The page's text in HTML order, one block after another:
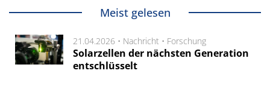
Meist gelesen
21.04.2026 • Nachricht • Forschung
Solarzellen der nächsten Generation
entschlüsselt